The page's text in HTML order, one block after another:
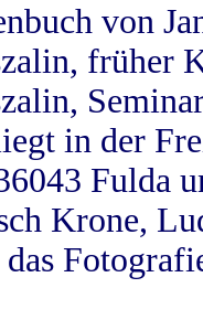
von
früher
in der
Fulda
Krone,